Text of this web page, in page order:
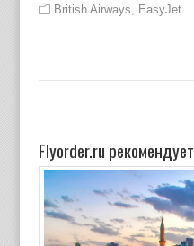
British Airways, EasyJet
Flyorder.ru рекомендует